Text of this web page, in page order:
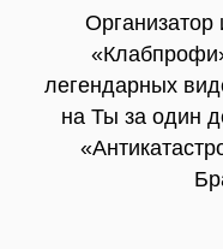
легендарных
на Ты за один